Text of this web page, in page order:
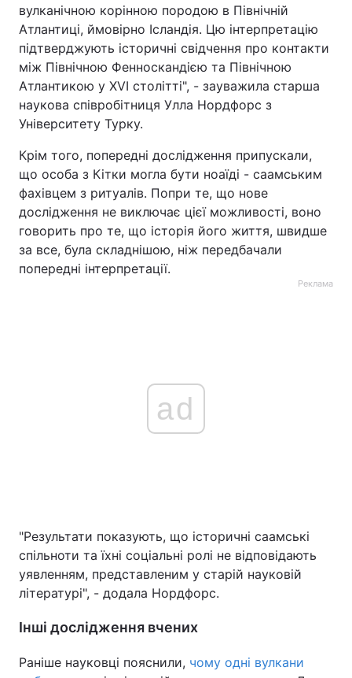
вулканічною корінною породою в Північній
Атлантиці, ймовірно Ісландія. Цю інтерпретацію
підтверджують історичні свідчення про контакти
між Північною Фенноскандією та Північною
Атлантикою у XVI столітті", - зауважила старша
наукова співробітниця Улла Нордфорс з
Університету Турку.
Крім того, попередні дослідження припускали,
що особа з Кітки могла бути ноаїді - саамським
фахівцем з ритуалів. Попри те, що нове
дослідження не виключає цієї можливості, воно
говорить про те, що історія його життя, швидше
за все, була складнішою, ніж передбачали
попередні інтерпретації.
Реклама
ad
"Результати показують, що історичні саамські
спільноти та їхні соціальні ролі не відповідають
уявленням, представленим у старій науковій
літературі", - додала Нордфорс.
Інші дослідження вчених
Раніше науковці пояснили, чому одні вулкани